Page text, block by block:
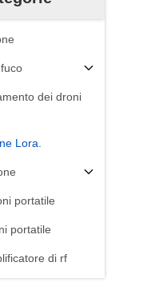
dei droni
Lora.
portatile
portatile
di rf